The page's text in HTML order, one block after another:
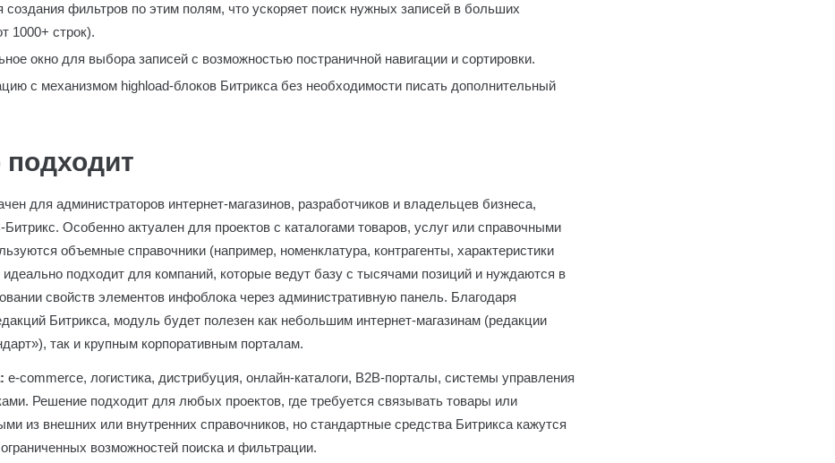
создания фильтров по этим полям, что ускоряет поиск нужных записей в больших
1000+ строк).
окно для выбора записей с возможностью постраничной навигации и сортировки.
с механизмом highload-блоков Битрикса без необходимости писать дополнительный
подходит
для администраторов интернет-магазинов, разработчиков и владельцев бизнеса,
Особенно актуален для проектов с каталогами товаров, услуг или справочными
объемные справочники (например, номенклатура, контрагенты, характеристики
подходит для компаний, которые ведут базу с тысячами позиций и нуждаются в
свойств элементов инфоблока через административную панель. Благодаря
Битрикса, модуль будет полезен как небольшим интернет-магазинам (редакции
так и крупным корпоративным порталам.
e-commerce, логистика, дистрибуция, онлайн-каталоги, B2B-порталы, системы управления
Решение подходит для любых проектов, где требуется связывать товары или
из внешних или внутренних справочников, но стандартные средства Битрикса кажутся
возможностей поиска и фильтрации.